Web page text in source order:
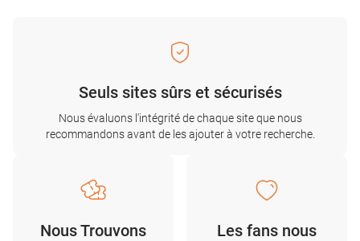
Seuls sites sûrs et sécurisés
Nous évaluons l'intégrité de chaque site que nous
recommandons avant de les ajouter à votre recherche.
Nous Trouvons
Les fans nous